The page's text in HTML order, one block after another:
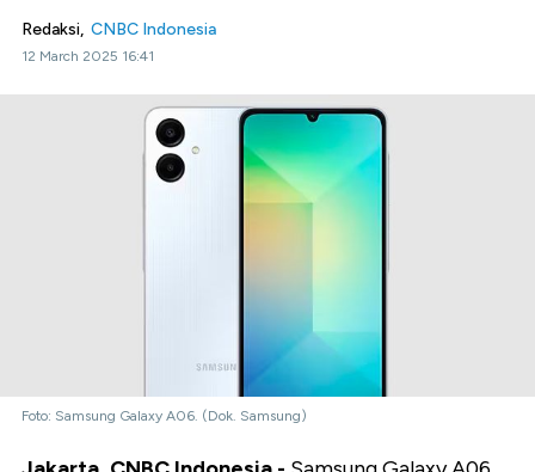
Redaksi, CNBC Indonesia
12 March 2025 16:41
Foto: Samsung Galaxy A06. (Dok. Samsung)